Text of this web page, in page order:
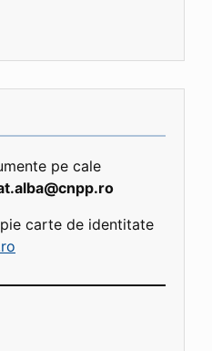
pe cale
carte de identitate